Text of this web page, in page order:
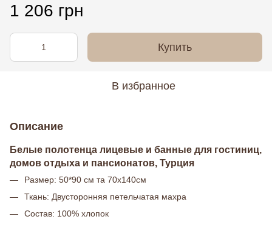
1 206 грн
Купить
В избранное
Описание
Белые полотенца лицевые и банные для гостиниц,
домов отдыха и пансионатов, Турция
Размер: 50*90 см та 70х140см
Ткань: Двусторонняя петельчатая махра
Состав: 100% хлопок